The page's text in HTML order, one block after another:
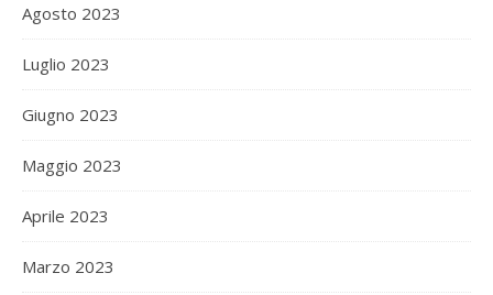
Agosto 2023
Luglio 2023
Giugno 2023
Maggio 2023
Aprile 2023
Marzo 2023